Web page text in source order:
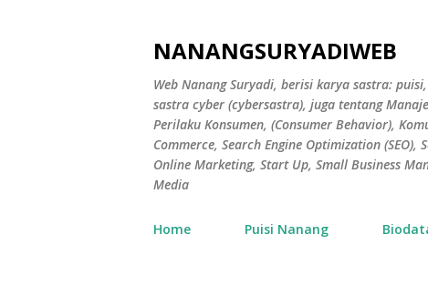
NANANGSURYADIWEB
Web Nanang Suryadi, berisi karya sastra:
sastra cyber (cybersastra), juga tentang
Perilaku Konsumen, (Consumer Behavior),
Commerce, Search Engine Optimization
Online Marketing, Start Up, Small Business
Media
Home Puisi Nanang